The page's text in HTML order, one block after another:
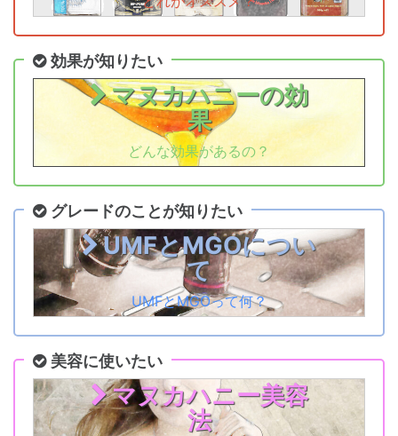
効果が知りたい
マヌカハニーの効
果
どんな効果があるの？
グレードのことが知りたい
UMFとMGOについ
て
UMFとMGOって何？
美容に使いたい
マヌカハニー美容
法